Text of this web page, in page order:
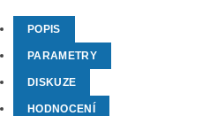
POPIS
PARAMETRY
DISKUZE
HODNOCENÍ